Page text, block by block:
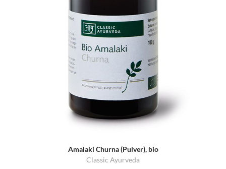
Amalaki Churna (Pulver), bio
Classic Ayurveda